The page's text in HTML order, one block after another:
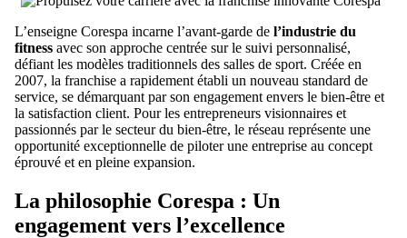
L’enseigne Corespa incarne l’avant-garde de l’industrie du
fitness avec son approche centrée sur le suivi personnalisé,
défiant les modèles traditionnels des salles de sport. Créée en
2007, la franchise a rapidement établi un nouveau standard de
service, se démarquant par son engagement envers le bien-être et
la satisfaction client. Pour les entrepreneurs visionnaires et
passionnés par le secteur du bien-être, le réseau représente une
opportunité exceptionnelle de piloter une entreprise au concept
éprouvé et en pleine expansion.
La philosophie Corespa : Un
engagement vers l’excellence